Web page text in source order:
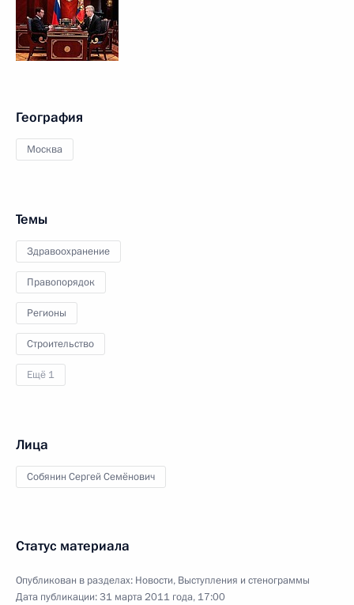
География
Москва
Темы
Здравоохранение
Правопорядок
Регионы
Строительство
Ещё 1
Лица
Собянин Сергей Семёнович
Статус материала
Опубликован в разделах: Новости, Выступления и стенограммы
Дата публикации:31 марта 2011 года, 17:00